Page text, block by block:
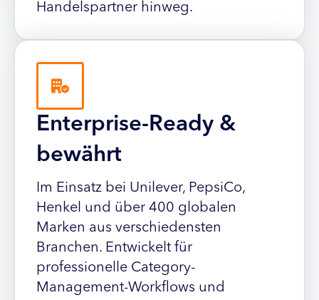
Handelspartner hinweg.
Enterprise-Ready &
bewährt
Im Einsatz bei Unilever, PepsiCo,
Henkel und über 400 globalen
Marken aus verschiedensten
Branchen. Entwickelt für
professionelle Category-
Management-Workflows und